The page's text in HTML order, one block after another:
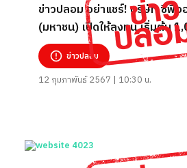
ข่าวปลอม อย่าแชร์! บริษัท ซีพีอ
(มหาชน) เปิดให้ลงทุน เริ่มต้น
วัน 3.25% ปันผล/สัปดาห์
97.5%ข่าวปลอม
12 กุมภาพันธ์ 2567 | 10:30 น.